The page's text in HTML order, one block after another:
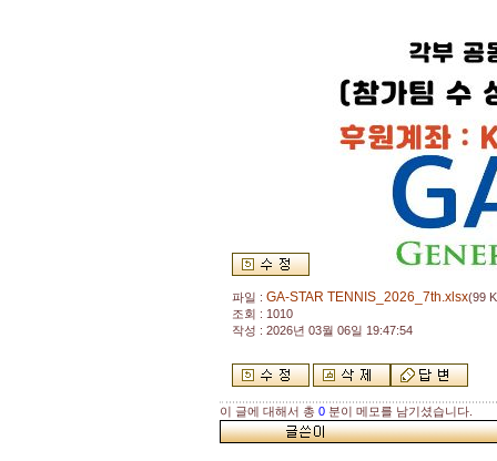
파일 : GA-STAR TENNIS_2026_7th.xlsx(99
조회 : 1010
작성 : 2026년 03월 06일 19:47:54
이 글에 대해서 총 0 분이 메모를 남기셨습니다.